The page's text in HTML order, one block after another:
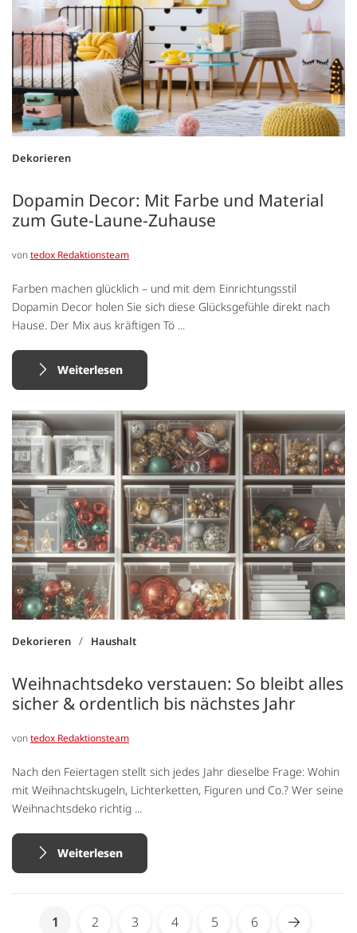
Dekorieren
Dopamin Decor: Mit Farbe und Material
zum Gute-Laune-Zuhause
vontedox Redaktionsteam
Farben machen glücklich – und mit dem Einrichtungsstil
Dopamin Decor holen Sie sich diese Glücksgefühle direkt nach
Hause. Der Mix aus kräftigen Tö ...
Weiterlesen
Dekorieren / Haushalt
Weihnachtsdeko verstauen: So bleibt alles
sicher & ordentlich bis nächstes Jahr
vontedox Redaktionsteam
Nach den Feiertagen stellt sich jedes Jahr dieselbe Frage: Wohin
mit Weihnachtskugeln, Lichterketten, Figuren und Co.? Wer seine
Weihnachtsdeko richtig ...
Weiterlesen
You're currently reading page
1 Seite
2 Seite
3 Seite
4 Seite
5 Seite
6 Seite
Weiter